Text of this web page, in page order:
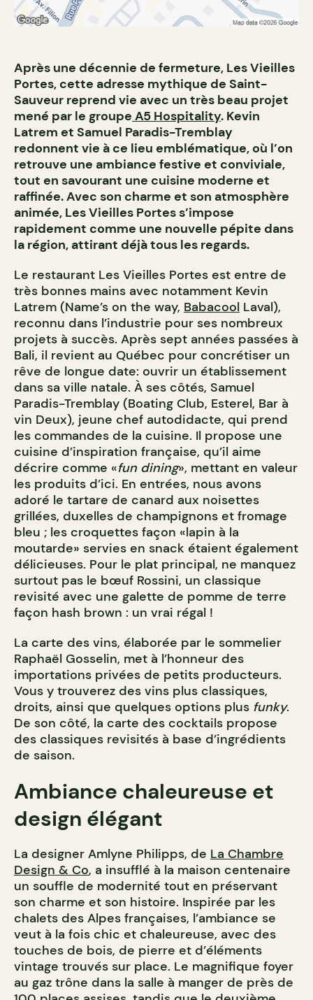
Après une décennie de fermeture, Les Vieilles
Portes, cette adresse mythique de Saint-
Sauveur reprend vie avec un très beau projet
mené par le groupe A5 Hospitality. Kevin
Latrem et Samuel Paradis-Tremblay
redonnent vie à ce lieu emblématique, où l’on
retrouve une ambiance festive et conviviale,
tout en savourant une cuisine moderne et
raffinée. Avec son charme et son atmosphère
animée, Les Vieilles Portes s’impose
rapidement comme une nouvelle pépite dans
la région, attirant déjà tous les regards.
Le restaurant Les Vieilles Portes est entre de
très bonnes mains avec notamment Kevin
Latrem (Name’s on the way, Babacool Laval),
reconnu dans l’industrie pour ses nombreux
projets à succès. Après sept années passées à
Bali, il revient au Québec pour concrétiser un
rêve de longue date: ouvrir un établissement
dans sa ville natale. À ses côtés, Samuel
Paradis-Tremblay (Boating Club, Esterel, Bar à
vin Deux), jeune chef autodidacte, qui prend
les commandes de la cuisine. Il propose une
cuisine d’inspiration française, qu’il aime
décrire comme «fun dining», mettant en valeur
les produits d’ici. En entrées, nous avons
adoré le tartare de canard aux noisettes
grillées, duxelles de champignons et fromage
bleu ; les croquettes façon «lapin à la
moutarde» servies en snack étaient également
délicieuses. Pour le plat principal, ne manquez
surtout pas le bœuf Rossini, un classique
revisité avec une galette de pomme de terre
façon hash brown : un vrai régal !
La carte des vins, élaborée par le sommelier
Raphaël Gosselin, met à l’honneur des
importations privées de petits producteurs.
Vous y trouverez des vins plus classiques,
droits, ainsi que quelques options plus funky.
De son côté, la carte des cocktails propose
des classiques revisités à base d’ingrédients
de saison.
Ambiance chaleureuse et
design élégant
La designer Amlyne Philipps, de La Chambre
Design & Co, a insufflé à la maison centenaire
un souffle de modernité tout en préservant
son charme et son histoire. Inspirée par les
chalets des Alpes françaises, l’ambiance se
veut à la fois chic et chaleureuse, avec des
touches de bois, de pierre et d’éléments
vintage trouvés sur place. Le magnifique foyer
au gaz trône dans la salle à manger de près de